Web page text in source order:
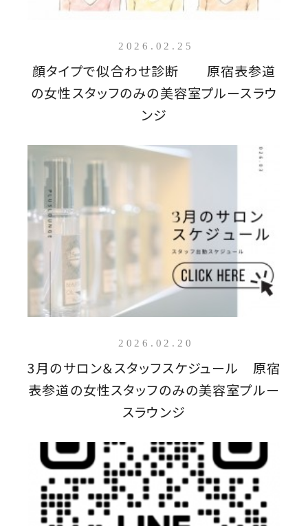
2026.02.25
顔タイプで似合わせ診断 原宿表参道
の女性スタッフのみの美容室プルースラウ
ンジ
2026.02.20
3月のサロン＆スタッフスケジュール 原宿
表参道の女性スタッフのみの美容室プルー
スラウンジ